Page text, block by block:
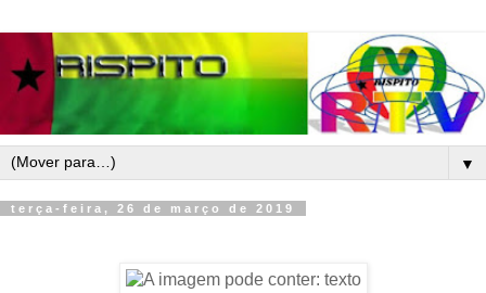
▼
terça-feira, 26 de março de 2019